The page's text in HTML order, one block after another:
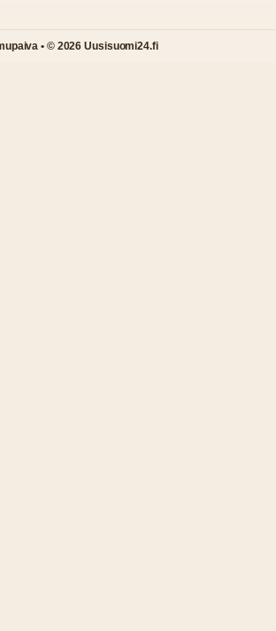
• © 2026 Uusisuomi24.fi